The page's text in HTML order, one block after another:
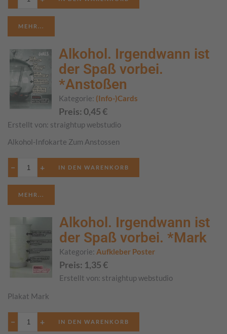
MEHR...
Alkohol. Irgendwann ist
der Spaß vorbei.
*Anstoßen
Kategorie: (Info-)Cards
Preis: 0,45€
Erstellt von: straightup webstudio
Alkohol-Infokarte Zum Anstossen
− +
MEHR...
Alkohol. Irgendwann ist
der Spaß vorbei. *Mark
Kategorie: Aufkleber Poster
Preis: 1,35€
Erstellt von: straightup webstudio
Plakat Mark
− +